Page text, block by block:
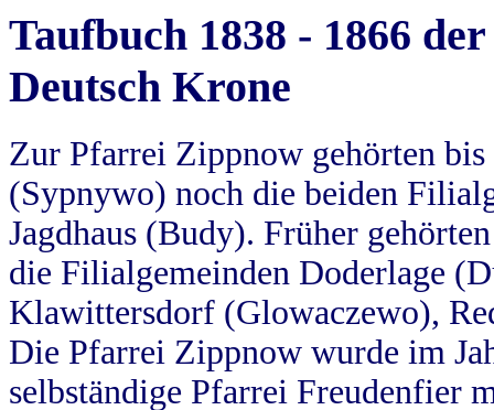
Taufbuch 1838 - 1866
Deutsch Krone
Zur Pfarrei Zippnow gehörten
(Sypnywo) noch die beiden
Jagdhaus (Budy). Früher
die Filialgemeinden Doderlage
Klawittersdorf (Glowaczewo),
Die Pfarrei Zippnow wurde im
selbständige Pfarrei Freudenfier